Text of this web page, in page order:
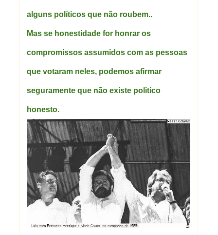
alguns políticos que não roubem..
Mas se honestidade for honrar os
compromissos assumidos com as pessoas
que votaram neles, podemos afirmar
seguramente que não existe politico
honesto.